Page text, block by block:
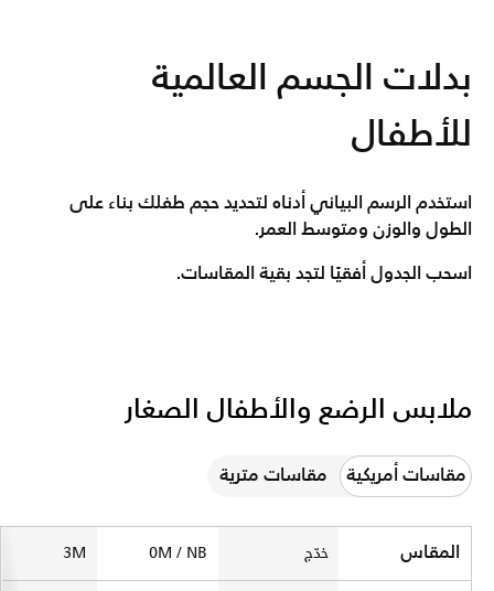
بدلات الجسم العالمية
للأطفال
استخدم الرسم البياني أدناه لتحديد حجم طفلك بناء على
الطول والوزن ومتوسط العمر.
اسحب الجدول أفقيًا لتجد بقية المقاسات.
ملابس الرضع والأطفال الصغار
مقاسات أمريكية مقاسات مترية
Size Chart
المقاس خدّج 0M / NB
3M